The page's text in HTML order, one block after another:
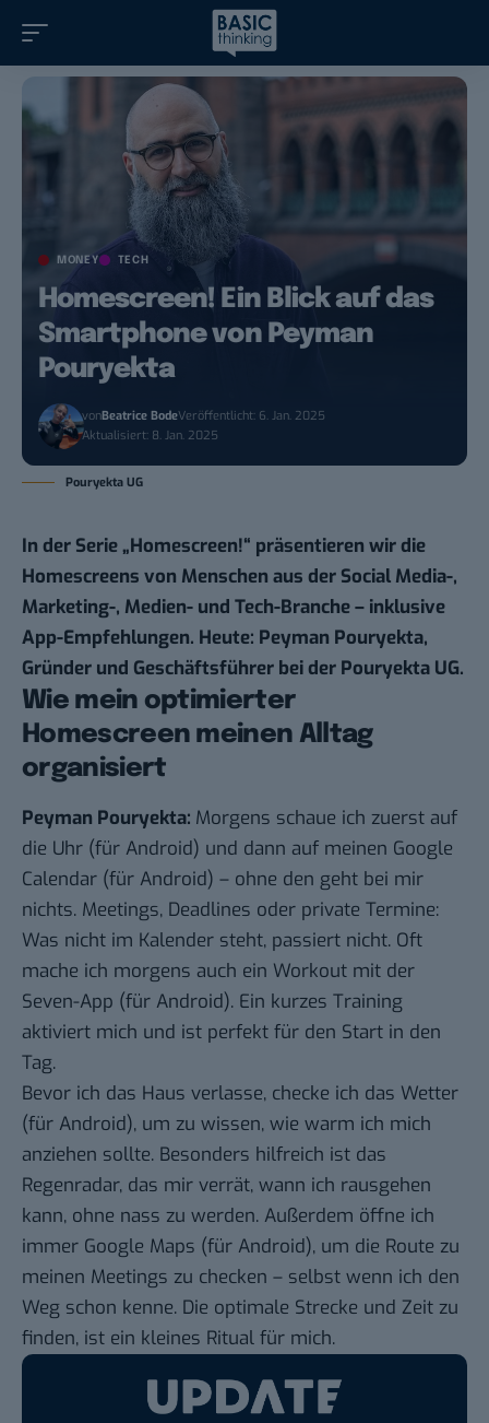
MONEY TECH
Homescreen! Ein Blick auf das
Smartphone von Peyman
Pouryekta
vonBeatrice BodeVeröffentlicht: 6. Jan. 2025
Aktualisiert: 8. Jan. 2025
Pouryekta UG
In der Serie „Homescreen!“ präsentieren wir die
Homescreens von Menschen aus der Social Media-,
Marketing-, Medien- und Tech-Branche – inklusive
App-Empfehlungen. Heute: Peyman Pouryekta,
Gründer und Geschäftsführer bei der Pouryekta UG.
Wie mein optimierter
Homescreen meinen Alltag
organisiert
Peyman Pouryekta: Morgens schaue ich zuerst auf
die Uhr (für Android) und dann auf meinen Google
Calendar (für Android) – ohne den geht bei mir
nichts. Meetings, Deadlines oder private Termine:
Was nicht im Kalender steht, passiert nicht. Oft
mache ich morgens auch ein Workout mit der
Seven-App (für Android). Ein kurzes Training
aktiviert mich und ist perfekt für den Start in den
Tag.
Bevor ich das Haus verlasse, checke ich das Wetter
(für Android), um zu wissen, wie warm ich mich
anziehen sollte. Besonders hilfreich ist das
Regenradar, das mir verrät, wann ich rausgehen
kann, ohne nass zu werden. Außerdem öffne ich
immer Google Maps (für Android), um die Route zu
meinen Meetings zu checken – selbst wenn ich den
Weg schon kenne. Die optimale Strecke und Zeit zu
finden, ist ein kleines Ritual für mich.